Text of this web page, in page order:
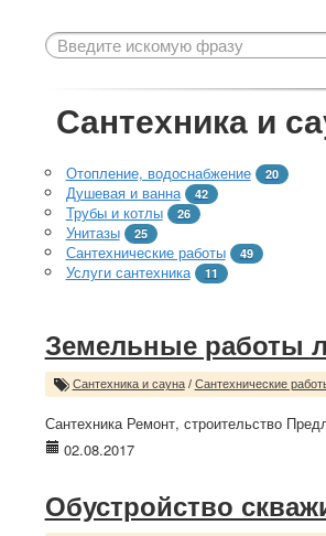
Сантехника и
Отопление, водоснабжение 20
Душевая и ванна 42
Трубы и котлы 26
Унитазы 25
Сантехнические работы 49
Услуги сантехника 11
Земельные работы
Сантехника и сауна/ Сантехнические
Сантехника Ремонт, строительство
02.08.2017
Обустройство